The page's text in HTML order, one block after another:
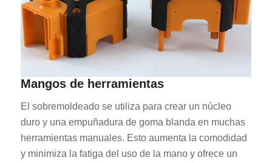
Mangos de herramientas
El sobremoldeado se utiliza para crear un núcleo
duro y una empuñadura de goma blanda en muchas
herramientas manuales. Esto aumenta la comodidad
y minimiza la fatiga del uso de la mano y ofrece un